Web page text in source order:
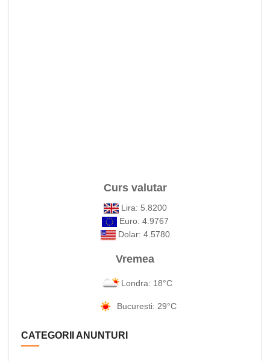
Curs valutar
Lira: 5.8200
Euro: 4.9767
Dolar: 4.5780
Vremea
Londra: 18°C
Bucuresti: 29°C
CATEGORII ANUNTURI